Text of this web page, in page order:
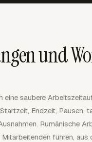
und
eine saubere
Endzeit,
Rumänische
führen,